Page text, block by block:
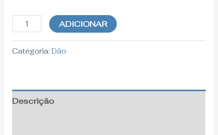
ADICIONAR
Categoria:Dão
Descrição